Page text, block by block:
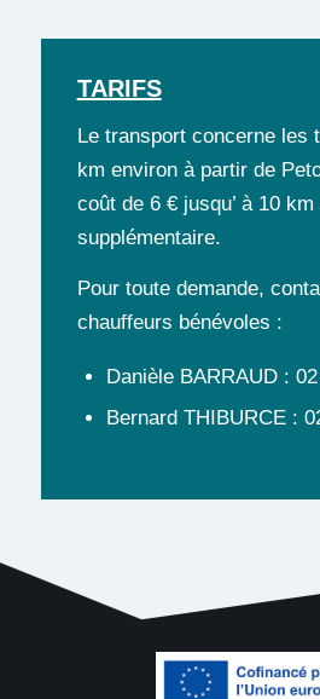
TARIFS
Le transport concerne les
km environ à partir de
coût de 6 € jusqu’ à 10
supplémentaire.
Pour toute demande,
chauffeurs bénévoles :
Danièle BARRAUD :
Bernard THIBURCE :